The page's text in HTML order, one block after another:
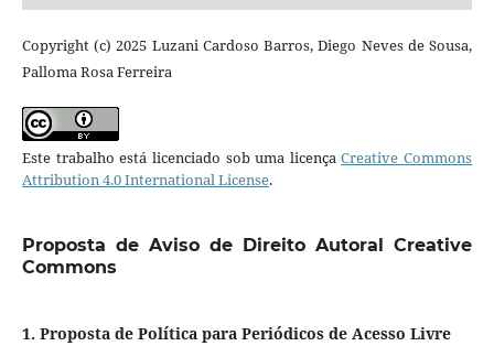
Copyright (c) 2025 Luzani Cardoso Barros, Diego Neves de Sousa,
Palloma Rosa Ferreira
Este trabalho está licenciado sob uma licençaCreative Commons
Attribution 4.0 International License.
Proposta de Aviso de Direito Autoral Creative
Commons
1. Proposta de Política para Periódicos de Acesso Livre